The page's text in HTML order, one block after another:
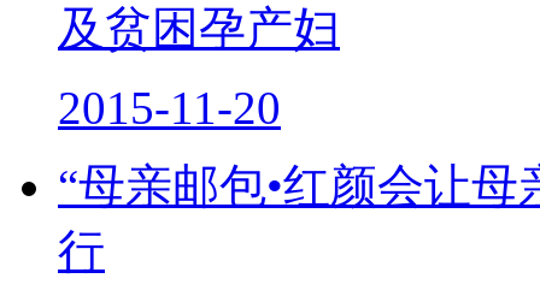
及贫困孕产妇
2015-11-20
“母亲邮包•红颜会让
行